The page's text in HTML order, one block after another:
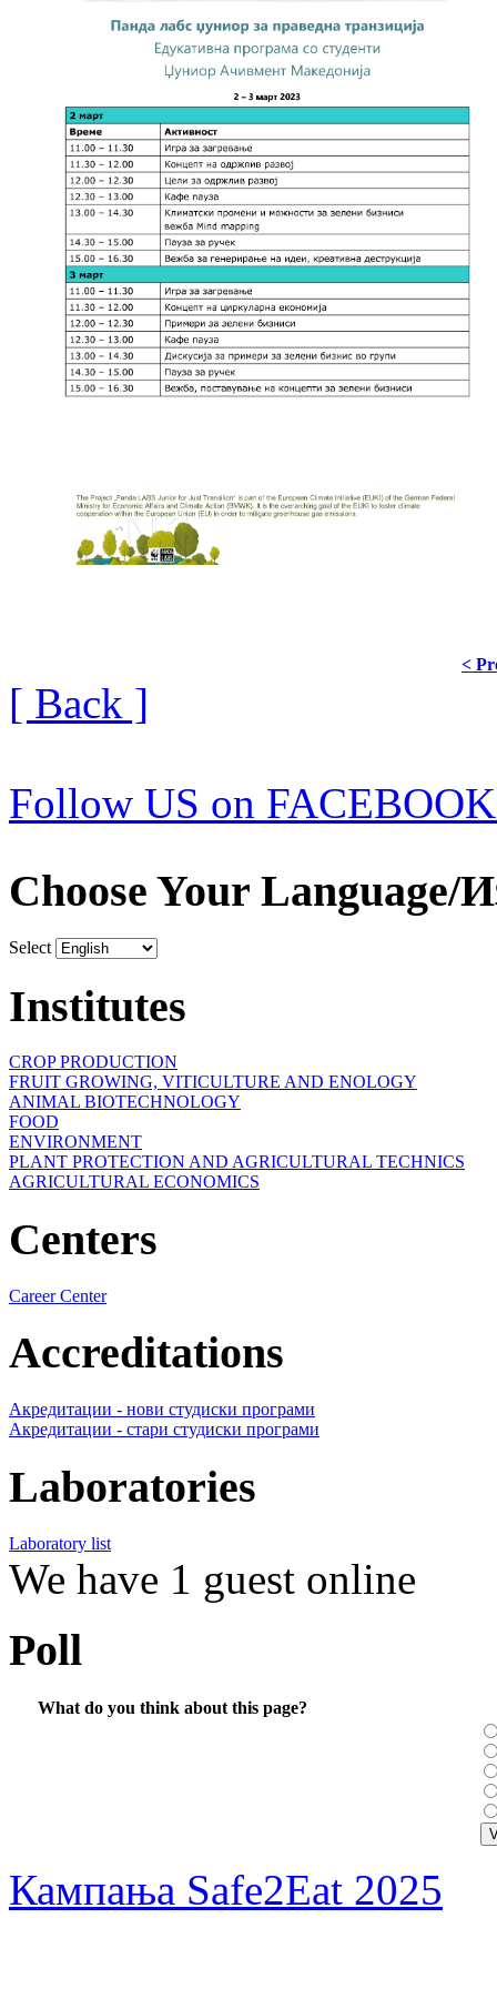
<
[ Back ]
Follow US on
Choose Your Language/
Select
Institutes
CROP PRODUCTION
FRUIT GROWING, VITICULTURE AND ENOLOGY
ANIMAL BIOTECHNOLOGY
FOOD
ENVIRONMENT
PLANT PROTECTION AND AGRICULTURAL TECHNICS
AGRICULTURAL ECONOMICS
Centers
Career Center
Accreditations
Акредитации - нови студиски програми
Акредитации - стари студиски програми
Laboratories
Laboratory list
We have 1 guest online
Poll
What do you think about this page?
Кампања Safe2Eat 2025